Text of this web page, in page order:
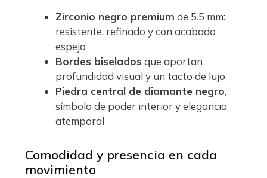
Zirconio negro premium de 5.5 mm:
resistente, refinado y con acabado
espejo
Bordes biselados que aportan
profundidad visual y un tacto de lujo
Piedra central de diamante negro,
símbolo de poder interior y elegancia
atemporal
Comodidad y presencia en cada
movimiento